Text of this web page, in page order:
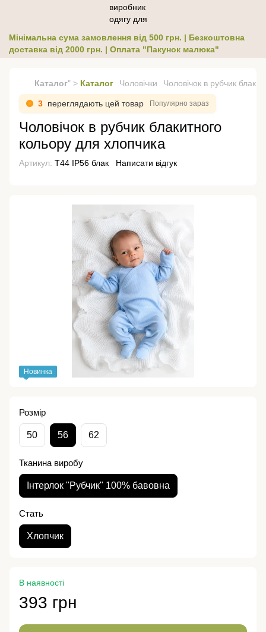
Мінімальна сума замовлення від 500 грн. | Безкоштовна
доставка від 2000 грн. | Оплата "Пакунок малюка"
Каталог" > Каталог Чоловічки Чоловічок в рубчик
3 переглядають цей товар Популярно зараз
Чоловічок в рубчик блакитного
кольору для хлопчика
Артикул: Т44 ІР56 блак Написати відгук
Новинка
Розмір
50 56 62
Тканина виробу
Інтерлок "Рубчик" 100% бавовна
Стать
Хлопчик
В наявності
393 грн